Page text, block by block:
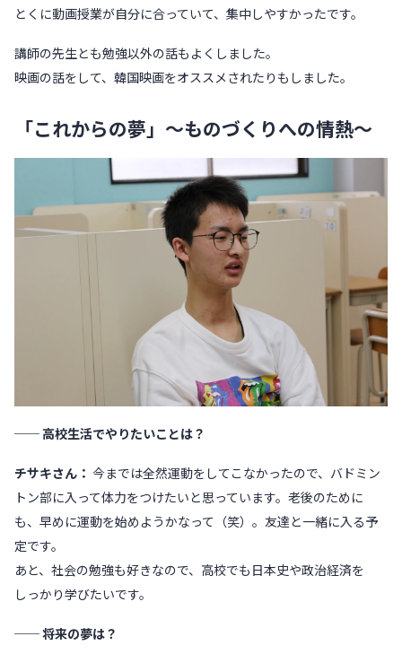
とくに動画授業が自分に合っていて、集中しやすかったです。
講師の先生とも勉強以外の話もよくしました。
映画の話をして、韓国映画をオススメされたりもしました。
「これからの夢」〜ものづくりへの情熱〜
── 高校生活でやりたいことは？
チサキさん： 今までは全然運動をしてこなかったので、バドミン
トン部に入って体力をつけたいと思っています。老後のために
も、早めに運動を始めようかなって（笑）。友達と一緒に入る予
定です。
あと、社会の勉強も好きなので、高校でも日本史や政治経済を
しっかり学びたいです。
── 将来の夢は？